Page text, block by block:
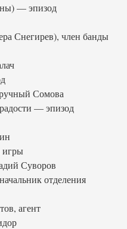
— эпизод
Снегирев), член банды
Сомова
— эпизод
Суворов
отделения
агент